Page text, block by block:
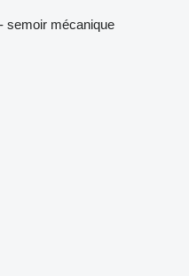
semoir mécanique